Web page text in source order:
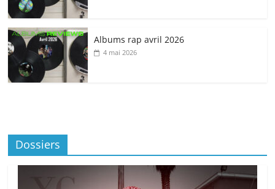
Albums rap avril 2026
4 mai 2026
Dossiers